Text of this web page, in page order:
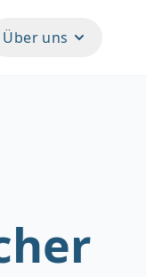
Über uns